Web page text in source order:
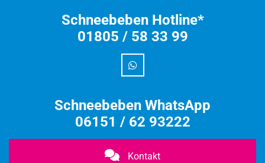
Schneebeben Hotline*
01805 / 58 33 99
Schneebeben WhatsApp
06151 / 62 93222
Kontakt